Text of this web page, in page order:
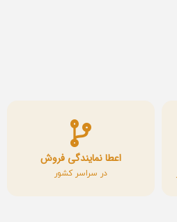
اعطا نمایندگی فروش
در سراسر کشور